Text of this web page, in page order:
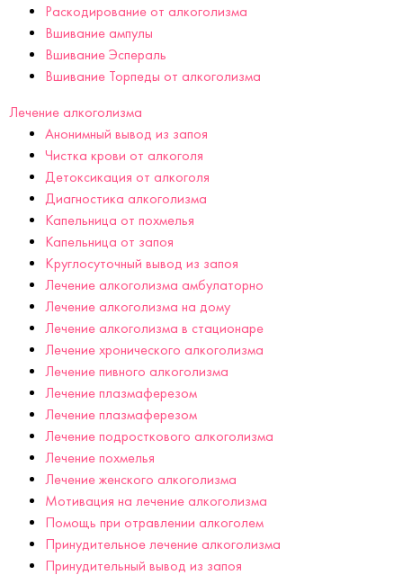
Раскодирование от алкоголизма
Вшивание ампулы
Вшивание Эспераль
Вшивание Торпеды от алкоголизма
Лечение алкоголизма
Анонимный вывод из запоя
Чистка крови от алкоголя
Детоксикация от алкоголя
Диагностика алкоголизма
Капельница от похмелья
Капельница от запоя
Круглосуточный вывод из запоя
Лечение алкоголизма амбулаторно
Лечение алкоголизма на дому
Лечение алкоголизма в стационаре
Лечение хронического алкоголизма
Лечение пивного алкоголизма
Лечение плазмаферезом
Лечение плазмаферезом
Лечение подросткового алкоголизма
Лечение похмелья
Лечение женского алкоголизма
Мотивация на лечение алкоголизма
Помощь при отравлении алкоголем
Принудительное лечение алкоголизма
Принудительный вывод из запоя